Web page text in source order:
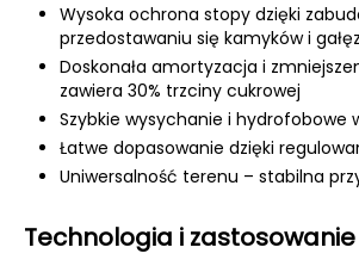
Wysoka ochrona stopy dzięki
przedostawaniu się kamyków i
Doskonała amortyzacja i
zawiera 30% trzciny cukrowej
Szybkie wysychanie i hydrofobowe
Łatwe dopasowanie dzięki
Uniwersalność terenu – stabilna
Technologia i zastosowanie